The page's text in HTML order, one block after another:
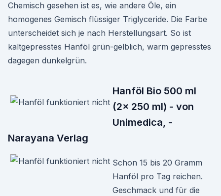
Chemisch gesehen ist es, wie andere Öle, ein
homogenes Gemisch flüssiger Triglyceride. Die Farbe
unterscheidet sich je nach Herstellungsart. So ist
kaltgepresstes Hanföl grün-gelblich, warm gepresstes
dagegen dunkelgrün.
Hanföl Bio 500 ml
(2x 250 ml) - von
Unimedica, -
Narayana Verlag
Schon 15 bis 20 Gramm
Hanföl pro Tag reichen.
Geschmack und für die